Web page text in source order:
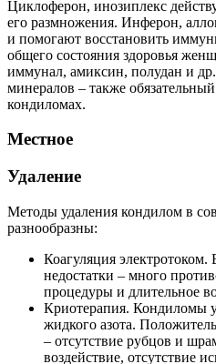
Циклоферон, инозиплекс
его размножения. Инферон,
и помогают восстановить
общего состояния здоровья
иммунал, амиксин, полудан и
минералов – также
кондиломах.
Местное
Удаление
Методы удаления кондилом в
разнообразны:
Коагуляция электротоком.
недостатки – много
процедуры и длительное
Криотерапия. Кондиломы
жидкого азота.
– отсутствие рубцов и
воздействие, отсутствие